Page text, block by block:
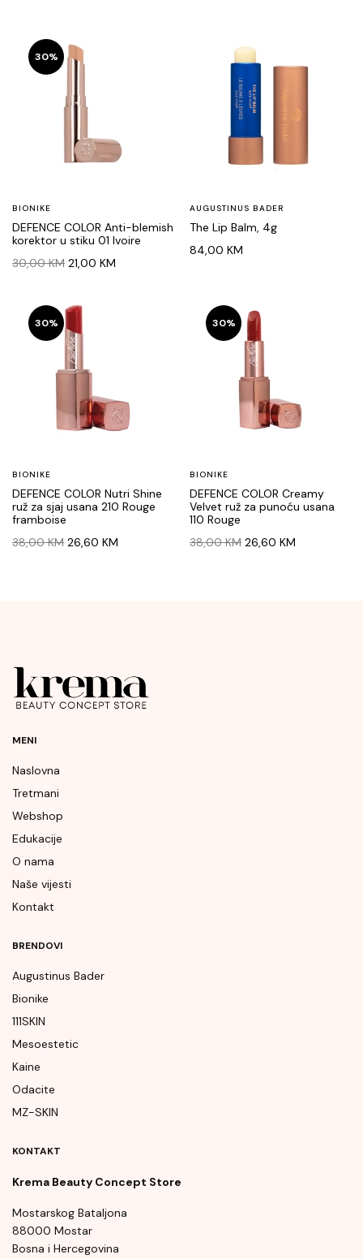
30%
BIONIKE
DEFENCE COLOR Anti-blemish
korektor u stiku 01 Ivoire
30,00KM Original
30,00 KM.
21,00 KM
AUGUSTINUS BADER
The Lip Balm, 4g
84,00 KM
30%
BIONIKE
DEFENCE COLOR Nutri Shine
ruž za sjaj usana 210 Rouge
framboise
38,00KM Original
26,60 KM
30%
BIONIKE
DEFENCE COLOR Creamy
Velvet ruž za punoću usana
110 Rouge
38,00KM Original
26,60 KM
MENI
Naslovna
Tretmani
Webshop
Edukacije
O nama
Naše vijesti
Kontakt
BRENDOVI
Augustinus Bader
Bionike
111SKIN
Mesoestetic
Kaine
Odacite
MZ-SKIN
KONTAKT
Krema Beauty Concept Store
Mostarskog Bataljona
88000 Mostar
Bosna i Hercegovina